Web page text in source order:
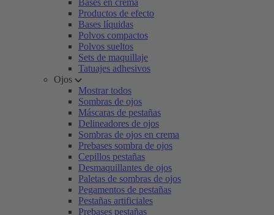
Bases en crema
Productos de efecto
Bases líquidas
Polvos compactos
Polvos sueltos
Sets de maquillaje
Tatuajes adhesivos
Ojos
Mostrar todos
Sombras de ojos
Máscaras de pestañas
Delineadores de ojos
Sombras de ojos en crema
Prebases sombra de ojos
Cepillos pestañas
Desmaquillantes de ojos
Paletas de sombras de ojos
Pegamentos de pestañas
Pestañas artificiales
Prebases pestañas